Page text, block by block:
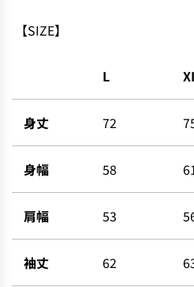
【SIZE】
L
身丈 72
身幅 58
肩幅 53
袖丈 62